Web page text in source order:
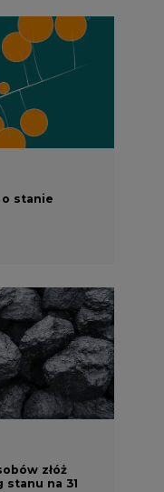
stanie
złóż
stanu na 31